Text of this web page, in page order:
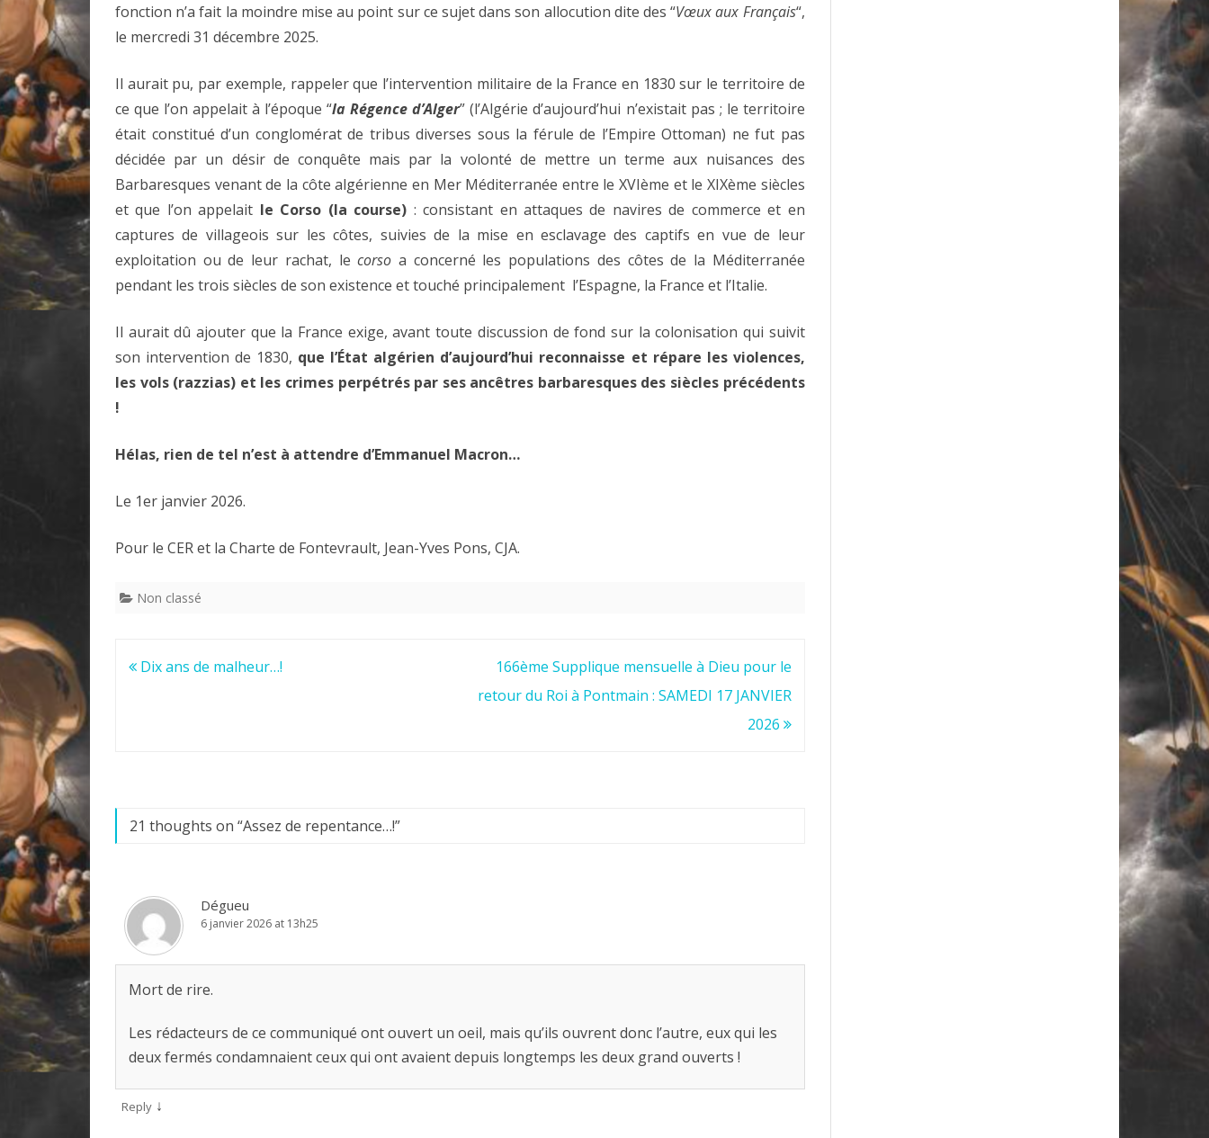
fonction n’a fait la moindre mise au point sur ce sujet dans son allocution dite des “Vœux aux Français“,
le mercredi 31 décembre 2025.
Il aurait pu, par exemple, rappeler que l’intervention militaire de la France en 1830 sur le territoire de
ce que l’on appelait à l’époque “la Régence d’Alger” (l’Algérie d’aujourd’hui n’existait pas ; le territoire
était constitué d’un conglomérat de tribus diverses sous la férule de l’Empire Ottoman) ne fut pas
décidée par un désir de conquête mais par la volonté de mettre un terme aux nuisances des
Barbaresques venant de la côte algérienne en Mer Méditerranée entre le XVIème et le XIXème siècles
et que l’on appelait le Corso (la course) : consistant en attaques de navires de commerce et en
captures de villageois sur les côtes, suivies de la mise en esclavage des captifs en vue de leur
exploitation ou de leur rachat, lecorso a concerné les populations des côtes de la Méditerranée
pendant les trois siècles de son existence et touché principalement l’Espagne, la France et l’Italie.
Il aurait dû ajouter que la France exige, avant toute discussion de fond sur la colonisation qui suivit
son intervention de 1830, que l’État algérien d’aujourd’hui reconnaisse et répare les violences,
les vols (razzias) et les crimes perpétrés par ses ancêtres barbaresques des siècles précédents
!
Hélas, rien de tel n’est à attendre d’Emmanuel Macron…
Le 1er janvier 2026.
Pour le CER et la Charte de Fontevrault, Jean-Yves Pons, CJA.
Non classé
Navigation
Dix ans de malheur…!
166ème Supplique mensuelle à Dieu pour le
retour du Roi à Pontmain : SAMEDI 17 JANVIER
2026
21 thoughts on “Assez de repentance…!”
Dégueu
6 janvier 2026 at 13h25
Mort de rire.
Les rédacteurs de ce communiqué ont ouvert un oeil, mais qu’ils ouvrent donc l’autre, eux qui les
deux fermés condamnaient ceux qui ont avaient depuis longtemps les deux grand ouverts !
Reply ↓